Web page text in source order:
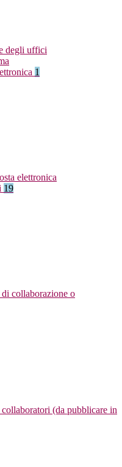
degli uffici
1
elettronica
19
collaborazione o
(da pubblicare in